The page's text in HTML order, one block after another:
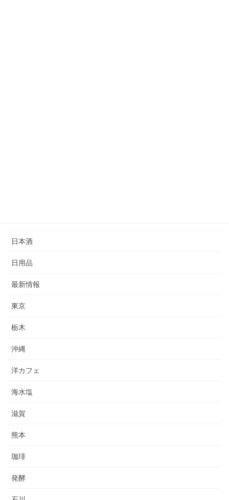
日本酒
日用品
最新情報
東京
栃木
沖縄
洋カフェ
海水塩
滋賀
熊本
珈琲
発酵